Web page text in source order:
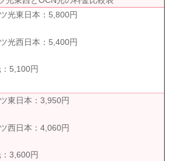
光東日本：5,800円
光西日本：5,400円
5,100円
東日本：3,950円
西日本：4,060円
3,600円